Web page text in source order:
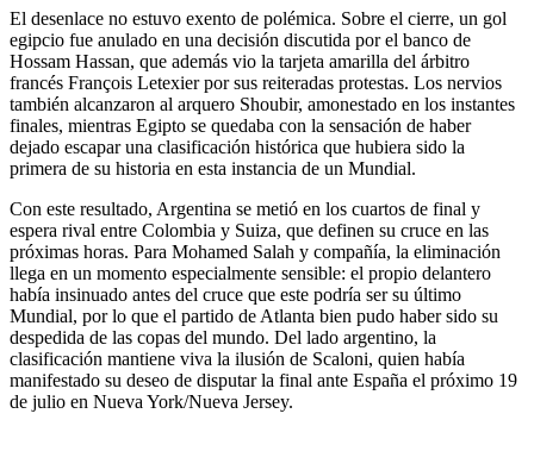
El desenlace no estuvo exento de polémica. Sobre el cierre, un gol
egipcio fue anulado en una decisión discutida por el banco de
Hossam Hassan, que además vio la tarjeta amarilla del árbitro
francés François Letexier por sus reiteradas protestas. Los nervios
también alcanzaron al arquero Shoubir, amonestado en los instantes
finales, mientras Egipto se quedaba con la sensación de haber
dejado escapar una clasificación histórica que hubiera sido la
primera de su historia en esta instancia de un Mundial.
Con este resultado, Argentina se metió en los cuartos de final y
espera rival entre Colombia y Suiza, que definen su cruce en las
próximas horas. Para Mohamed Salah y compañía, la eliminación
llega en un momento especialmente sensible: el propio delantero
había insinuado antes del cruce que este podría ser su último
Mundial, por lo que el partido de Atlanta bien pudo haber sido su
despedida de las copas del mundo. Del lado argentino, la
clasificación mantiene viva la ilusión de Scaloni, quien había
manifestado su deseo de disputar la final ante España el próximo 19
de julio en Nueva York/Nueva Jersey.